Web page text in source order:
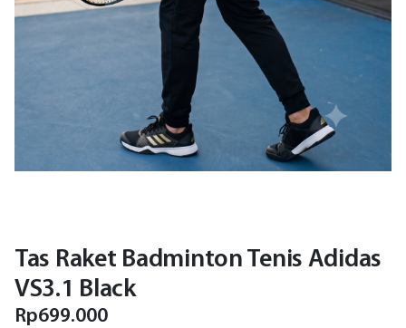
Tas Raket Badminton Tenis Adidas
VS3.1 Black
Rp699.000